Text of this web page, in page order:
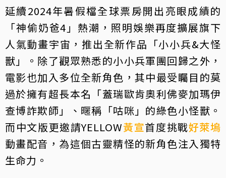
延續2024年暑假檔全球票房開出亮眼成績的
「神偷奶爸4」熱潮，照明娛樂再度擴展旗下
人氣動畫宇宙，推出全新作品「小小兵&大怪
獸」。除了觀眾熟悉的小小兵軍團回歸之外，
電影也加入多位全新角色，其中最受矚目的莫
過於擁有超長本名「蓋瑞歐肯奧利佛麥加瑪伊
查博詐欺師」、暱稱「咕咪」的綠色小怪獸。
而中文版更邀請YELLOW黃宣首度挑戰好萊塢
動畫配音，為這個古靈精怪的新角色注入獨特
生命力。